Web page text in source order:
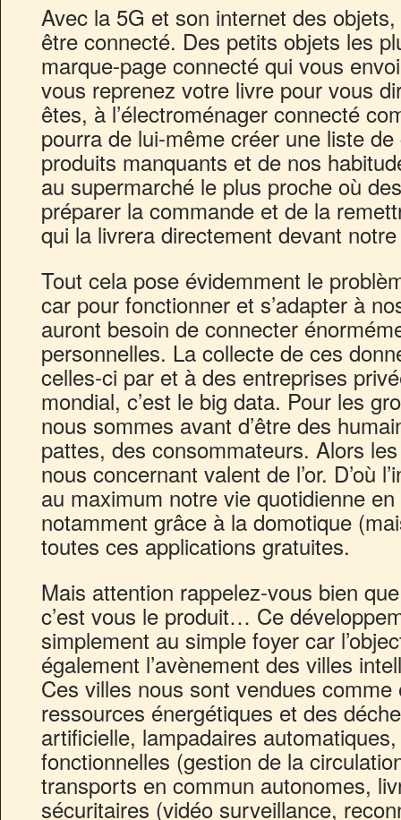
Avec la 5G et son internet des
être connecté. Des petits objets les
marque-page connecté qui vous
vous reprenez votre livre pour vous
êtes, à l’électroménager connecté
pourra de lui-même créer une liste
produits manquants et de nos
au supermarché le plus proche où
préparer la commande et de la
qui la livrera directement devant
Tout cela pose évidemment le
car pour fonctionner et s’adapter à
auront besoin de connecter
personnelles. La collecte de ces
celles-ci par et à des entreprises
mondial, c’est le big data. Pour les
nous sommes avant d’être des
pattes, des consommateurs. Alors
nous concernant valent de l’or. D’où
au maximum notre vie quotidienne
notamment grâce à la domotique
toutes ces applications gratuites.
Mais attention rappelez-vous bien
c’est vous le produit… Ce
simplement au simple foyer car
également l’avènement des villes
Ces villes nous sont vendues
ressources énergétiques et des
artificielle, lampadaires
fonctionnelles (gestion de la
transports en commun autonomes,
sécuritaires (vidéo surveillance,